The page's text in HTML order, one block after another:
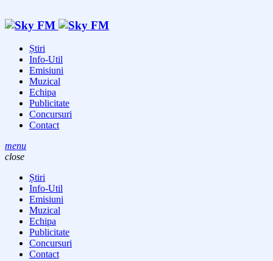
Știri
Info-Util
Emisiuni
Muzical
Echipa
Publicitate
Concursuri
Contact
menu
close
Știri
Info-Util
Emisiuni
Muzical
Echipa
Publicitate
Concursuri
Contact